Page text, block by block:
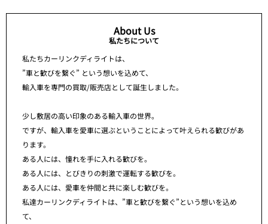
About Us
私たちについて
私たちカーリンクディライトは、
”車と歓びを繋ぐ” という想いを込めて、
輸入車を専門の買取/販売店として誕生しました。
少し敷居の高い印象のある輸入車の世界。
ですが、輸入車を愛車に選ぶということによって叶えられる歓びがあ
ります。
ある人には、憧れを手に入れる歓びを。
ある人には、とびきりの刺激で運転する歓びを。
ある人には、愛車を仲間と共に楽しむ歓びを。
私達カーリンクディライトは、”車と歓びを繋ぐ”という想いを込め
て、